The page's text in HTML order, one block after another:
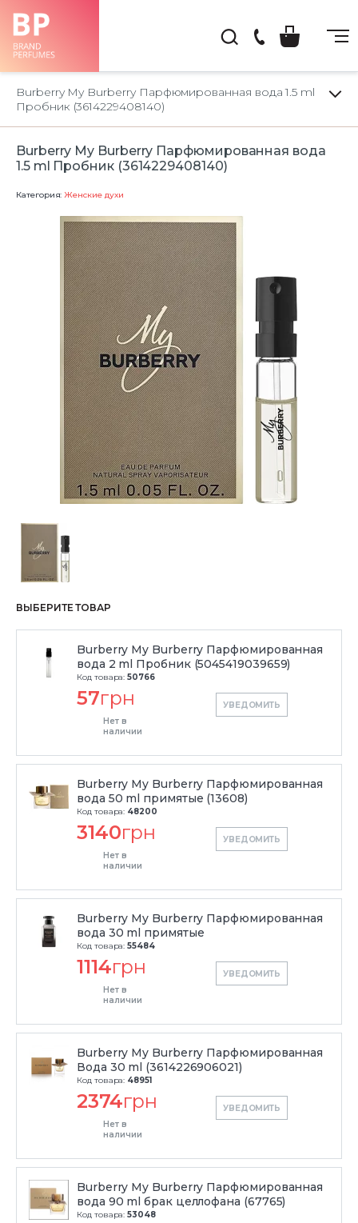
66-
22
Burberry My Burberry Парфюмированная вода 1.5 ml
Пробник (3614229408140)
Burberry My Burberry Парфюмированная вода
1.5 ml Пробник (3614229408140)
Категория: Женские духи
ВЫБЕРИТЕ ТОВАР
Burberry My Burberry Парфюмированная
вода 2 ml Пробник (5045419039659)
Код товара: 50766
57грн
Нет в
наличии
УВЕДОМИТЬ
Burberry My Burberry Парфюмированная
вода 50 ml примятые (13608)
Код товара: 48200
3140грн
Нет в
наличии
УВЕДОМИТЬ
Burberry My Burberry Парфюмированная
вода 30 ml примятые
Код товара: 55484
1114грн
Нет в
наличии
УВЕДОМИТЬ
Burberry My Burberry Парфюмированная
Вода 30 ml (3614226906021)
Код товара: 48951
2374грн
Нет в
наличии
УВЕДОМИТЬ
Burberry My Burberry Парфюмированная
вода 90 ml брак целлофана (67765)
Код товара: 53048